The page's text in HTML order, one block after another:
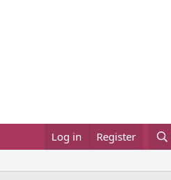
Log in Register